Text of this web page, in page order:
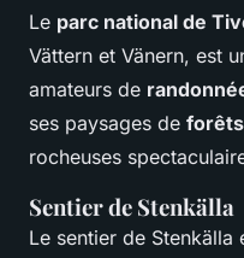
Le parc national de
Vättern et Vänern, est
amateurs de
ses paysages de forêts
rocheuses
Sentier de Stenkälla
Le sentier de